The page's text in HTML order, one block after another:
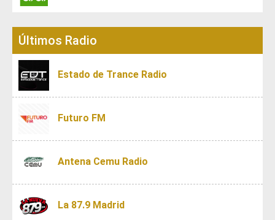
Últimos Radio
Estado de Trance Radio
Futuro FM
Antena Cemu Radio
La 87.9 Madrid